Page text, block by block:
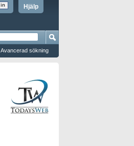
Hjälp
Avancerad sökning